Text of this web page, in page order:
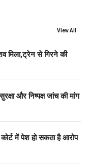
View All
मिला,ट्रेन से गिरने की
और निष्पक्ष जांच की मांग
में पेश हो सकता है आरोप